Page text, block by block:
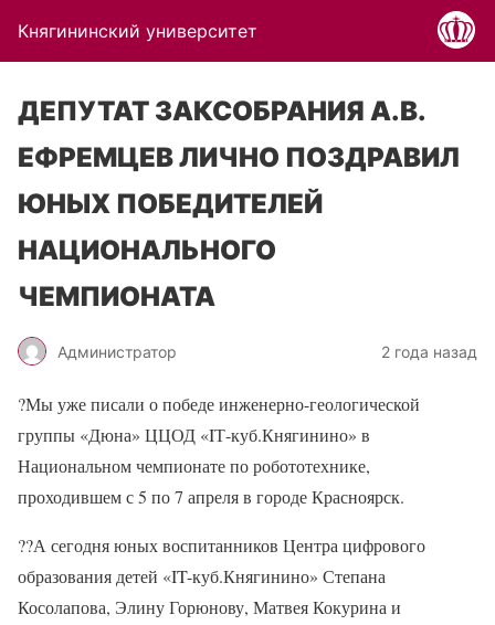
Княгининский университет
ДЕПУТАТ ЗАКСОБРАНИЯ А.В.
ЕФРЕМЦЕВ ЛИЧНО ПОЗДРАВИЛ
ЮНЫХ ПОБЕДИТЕЛЕЙ
НАЦИОНАЛЬНОГО
ЧЕМПИОНАТА
Администратор 2 года назад
?Мы уже писали о победе инженерно-геологической
группы «Дюна» ЦЦОД «IТ-куб.Княгинино» в
Национальном чемпионате по робототехнике,
проходившем с 5 по 7 апреля в городе Красноярск.
??А сегодня юных воспитанников Центра цифрового
образования детей «IT-куб.Княгинино» Степана
Косолапова, Элину Горюнову, Матвея Кокурина и